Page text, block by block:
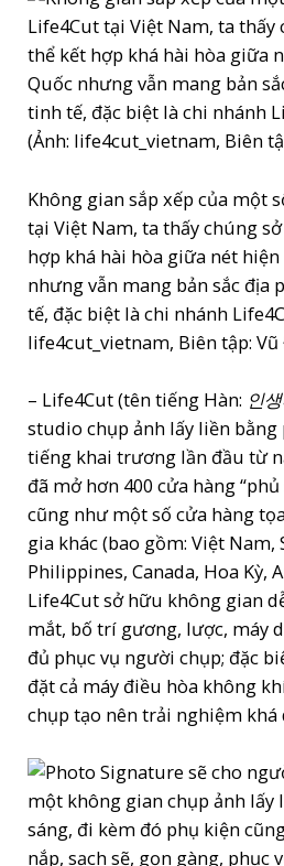
Không gian sắp xếp của một
tại Việt Nam, ta thấy chúng
hợp khá hài hòa giữa nét
nhưng vẫn mang bản sắc địa
tế, đặc biệt là chi nhánh
life4cut_vietnam, Biên tập:
– Life4Cut (tên tiếng Hàn: 인
studio chụp ảnh lấy liền
tiếng khai trương lần đầu từ
đã mở hơn 400 cửa hàng
cũng như một số cửa hàng
gia khác (bao gồm: Việt Nam,
Philippines, Canada, Hoa Kỳ,
Life4Cut sở hữu không gian
mắt, bố trí gương, lược, máy
đủ phục vụ người chụp; đặc
đặt cả máy điều hòa không
chụp tạo nên trải nghiệm khá